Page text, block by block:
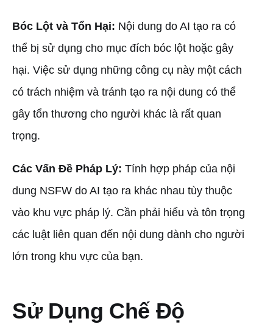
Bóc Lột và Tổn Hại: Nội dung do AI tạo ra có
thể bị sử dụng cho mục đích bóc lột hoặc gây
hại. Việc sử dụng những công cụ này một cách
có trách nhiệm và tránh tạo ra nội dung có thể
gây tổn thương cho người khác là rất quan
trọng.
Các Vấn Đề Pháp Lý: Tính hợp pháp của nội
dung NSFW do AI tạo ra khác nhau tùy thuộc
vào khu vực pháp lý. Cần phải hiểu và tôn trọng
các luật liên quan đến nội dung dành cho người
lớn trong khu vực của bạn.
Sử Dụng Chế Độ